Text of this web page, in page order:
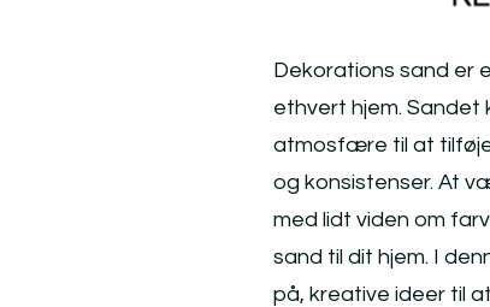
Dekorations sand er
ethvert hjem. Sandet
atmosfære til at
og konsistenser. At
med lidt viden om
sand til dit hjem. I
på, kreative ideer til